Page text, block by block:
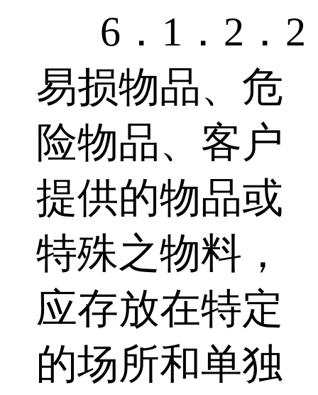
6．1．2．2
易损物品、危
险物品、客户
提供的物品或
特殊之物料，
应存放在特定
的场所和单独